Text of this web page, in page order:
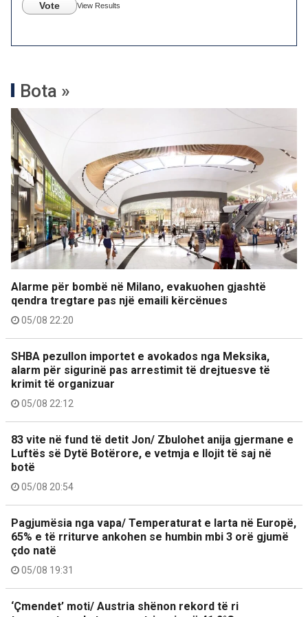
Vote View Results
Bota »
Alarme për bombë në Milano, evakuohen gjashtë
qendra tregtare pas një emaili kërcënues
05/08 22:20
SHBA pezullon importet e avokados nga Meksika,
alarm për sigurinë pas arrestimit të drejtuesve të
krimit të organizuar
05/08 22:12
83 vite në fund të detit Jon/ Zbulohet anija gjermane e
Luftës së Dytë Botërore, e vetmja e llojit të saj në
botë
05/08 20:54
Pagjumësia nga vapa/ Temperaturat e larta në Europë,
65% e të rriturve ankohen se humbin mbi 3 orë gjumë
çdo natë
05/08 19:31
‘Çmendet’ moti/ Austria shënon rekord të ri